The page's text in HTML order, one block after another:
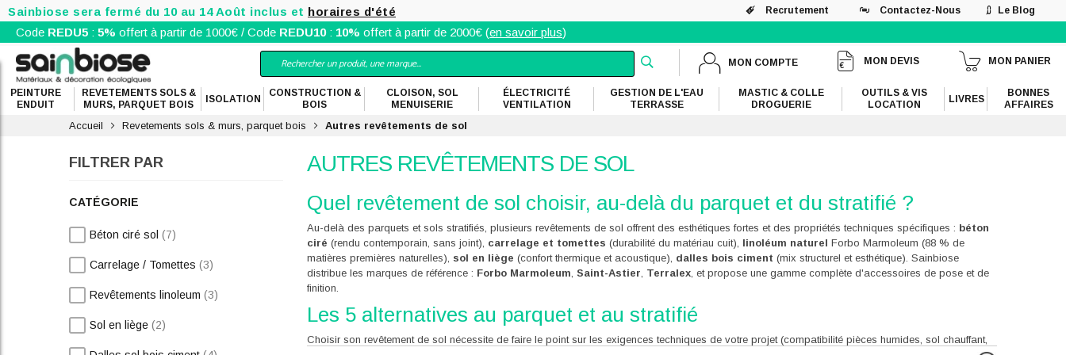
Sainbiose sera fermé du 10 au 14 Août inclus et horaires d'été Recrutement Contactez-Nous Le Blog
Code REDU5 :5% offert à partir de 1000€ / Code REDU10: 10% offert à partir de 2000€ (en savoir plus)
MON COMPTE MON DEVIS MON PANIER
PEINTURE
ENDUIT
REVETEMENTS SOLS &
MURS, PARQUET BOIS
ISOLATION
CONSTRUCTION &
BOIS
CLOISON, SOL
MENUISERIE
ÉLECTRICITÉ
VENTILATION
GESTION DE L'EAU
TERRASSE
MASTIC & COLLE
DROGUERIE
OUTILS & VIS
LOCATION
LIVRES
BONNES
AFFAIRES
Accueil Revetements sols & murs, parquet bois Autres revêtements de sol
AUTRES REVÊTEMENTS DE SOL
Quel revêtement de sol choisir, au-delà du parquet et du stratifié ?
Au-delà des parquets et sols stratifiés, plusieurs revêtements de sol offrent des esthétiques fortes et des propriétés techniques spécifiques : béton
ciré (rendu contemporain, sans joint), carrelage et tomettes (durabilité du matériau cuit), linoléum naturel Forbo Marmoleum (88 % de
matières premières naturelles), sol en liège (confort thermique et acoustique), dalles bois ciment (mix structurel et esthétique). Sainbiose
distribue les marques de référence : Forbo Marmoleum, Saint-Astier, Terralex, et propose une gamme complète d'accessoires de pose et de
finition.
Les 5 alternatives au parquet et au stratifié
Choisir son revêtement de sol nécessite de faire le point sur les exigences techniques de votre projet (compatibilité pièces humides, sol chauffant,
FILTRER PAR
CATÉGORIE
Béton ciré sol 7articles
Carrelage / Tomettes 3articles
Revêtements linoleum 3articles
Sol en liège 2articles